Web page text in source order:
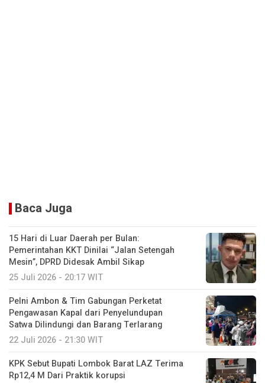
Baca Juga
15 Hari di Luar Daerah per Bulan:
Pemerintahan KKT Dinilai “Jalan Setengah
Mesin”, DPRD Didesak Ambil Sikap
25 Juli 2026 - 20:17 WIT
Pelni Ambon & Tim Gabungan Perketat
Pengawasan Kapal dari Penyelundupan
Satwa Dilindungi dan Barang Terlarang
22 Juli 2026 - 21:30 WIT
KPK Sebut Bupati Lombok Barat LAZ Terima
Rp12,4 M Dari Praktik korupsi